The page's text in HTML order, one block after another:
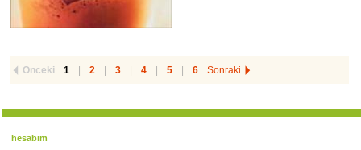
Önceki 1 2 3 4 5 6 Sonraki
hesabım